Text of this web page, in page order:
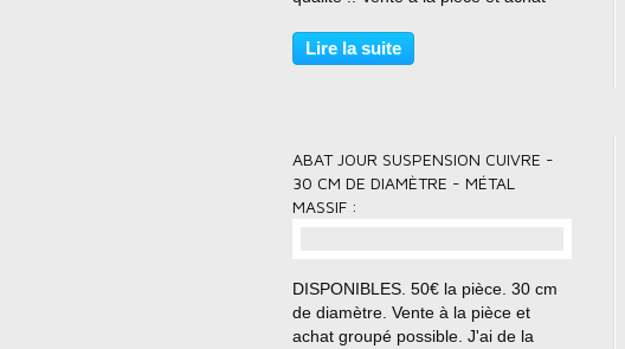
disponibilité si besoin (séries,
aménagement d'un plateau complet,
Lire la suite
ABAT JOUR SUSPENSION CUIVRE -
30 CM DE DIAMÈTRE - MÉTAL
MASSIF :
DISPONIBLES. 50€ la pièce. 30 cm
de diamètre. Vente à la pièce et
achat groupé possible. J'ai de la